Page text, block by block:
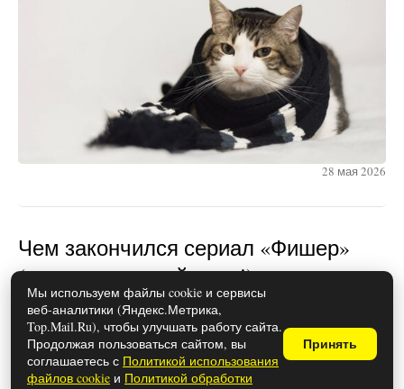
28 мая 2026
Чем закончился сериал «Фишер»
(осторожно, спойлеры!)
Мы используем файлы cookie и сервисы
веб-аналитики (Яндекс.Метрика,
Top.Mail.Ru), чтобы улучшать работу сайта.
Продолжая пользоваться сайтом, вы
соглашаетесь с Политикой использования
файлов cookie и Политикой обработки
Принять